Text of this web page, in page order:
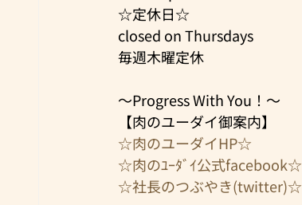
☆定休日☆
closed on Thursdays
毎週木曜定休
～Progress With You！～
【肉のユーダイ御案内】
☆肉のユーダイHP☆
☆肉のﾕｰﾀﾞｲ公式facebook☆
☆社長のつぶやき(twitter)☆​